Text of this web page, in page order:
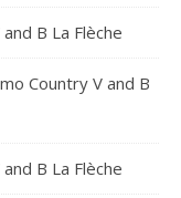
B La Flèche
Country V and B
B La Flèche